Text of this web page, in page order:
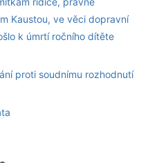
Kaustou, ve věci dopravní
k úmrtí ročního dítěte
proti soudnímu rozhodnutí